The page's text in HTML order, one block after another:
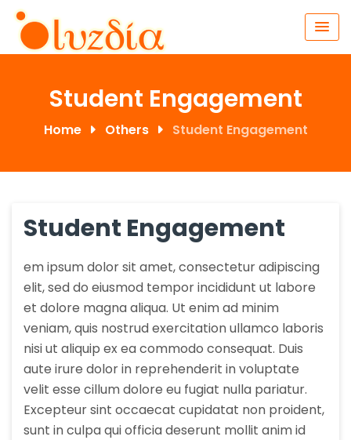
Skip
content
Student Engagement
Home Others Student Engagement
Student Engagement
em ipsum dolor sit amet, consectetur adipiscing
elit, sed do eiusmod tempor incididunt ut labore
et dolore magna aliqua. Ut enim ad minim
veniam, quis nostrud exercitation ullamco laboris
nisi ut aliquip ex ea commodo consequat. Duis
aute irure dolor in reprehenderit in voluptate
velit esse cillum dolore eu fugiat nulla pariatur.
Excepteur sint occaecat cupidatat non proident,
sunt in culpa qui officia deserunt mollit anim id